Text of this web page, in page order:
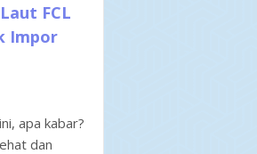
FCL
Impor
apa kabar?
dan